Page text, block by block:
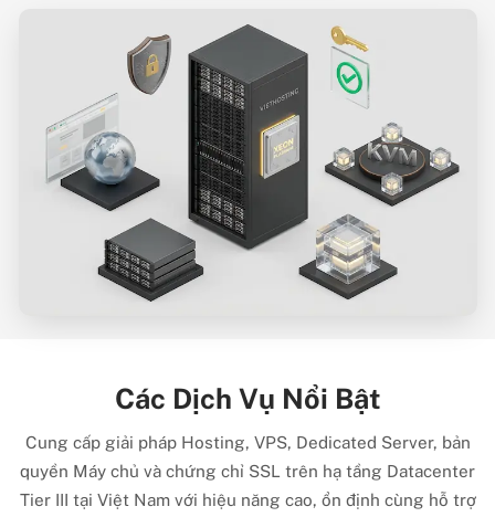
Các Dịch Vụ Nổi Bật
Cung cấp giải pháp Hosting, VPS, Dedicated Server, bản
quyền Máy chủ và chứng chỉ SSL trên hạ tầng Datacenter
Tier III tại Việt Nam với hiệu năng cao, ổn định cùng hỗ trợ